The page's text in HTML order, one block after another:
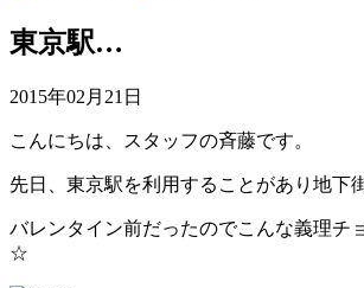
東京駅…
2015年02月21日
こんにちは、スタッフの斉藤です。
先日、東京駅を利用することがあり地下
バレンタイン前だったのでこんな義理チ
☆